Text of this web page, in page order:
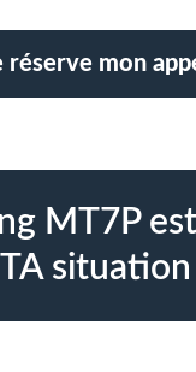
réserve mon
MT7P
TA situation